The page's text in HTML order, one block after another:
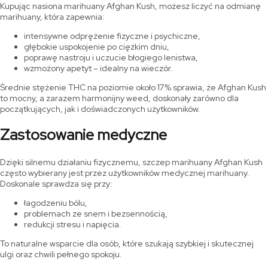
Kupując nasiona marihuany Afghan Kush, możesz liczyć na odmianę
marihuany, która zapewnia:
intensywne odprężenie fizyczne i psychiczne,
głębokie uspokojenie po ciężkim dniu,
poprawę nastroju i uczucie błogiego lenistwa,
wzmożony apetyt – idealny na wieczór.
Średnie stężenie THC na poziomie około 17% sprawia, że Afghan Kush
to mocny, a zarazem harmonijny weed, doskonały zarówno dla
początkujących, jak i doświadczonych użytkowników.
Zastosowanie medyczne
Dzięki silnemu działaniu fizycznemu, szczep marihuany Afghan Kush
często wybierany jest przez użytkowników medycznej marihuany.
Doskonale sprawdza się przy:
łagodzeniu bólu,
problemach ze snem i bezsennością,
redukcji stresu i napięcia.
To naturalne wsparcie dla osób, które szukają szybkiej i skutecznej
ulgi oraz chwili pełnego spokoju.